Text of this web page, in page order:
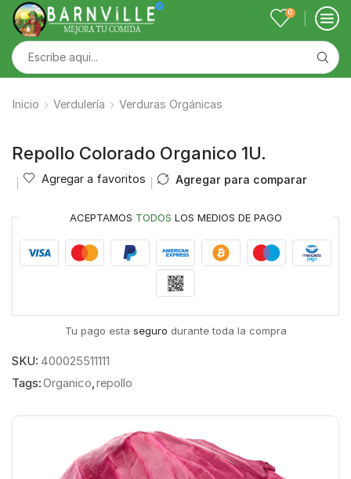
0
Inicio Verdulería Verduras Orgánicas
Repollo Colorado Organico 1U.
Agregar a favoritos Agregar para comparar
ACEPTAMOS TODOS LOS MEDIOS DE PAGO
Tu pago esta seguro durante toda la compra
SKU: 400025511111
Tags:Organico,repollo